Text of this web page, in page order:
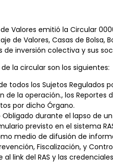
Valores emitió la Circular
de Valores, Casas de Bolsa,
de inversión colectiva y sus
la circular son los siguientes:
todos los Sujetos Regulados
de la operación., los
por dicho Órgano.
Obligado durante el lapso de
previsto en el sistema
medio de difusión de
Fiscalización, y Control
link del RAS y las